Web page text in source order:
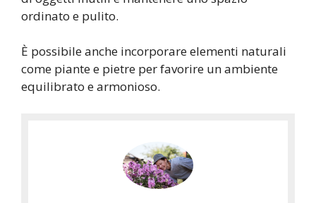
ordinato e pulito.
È possibile anche incorporare elementi naturali
come piante e pietre per favorire un ambiente
equilibrato e armonioso.
c
o
l
l